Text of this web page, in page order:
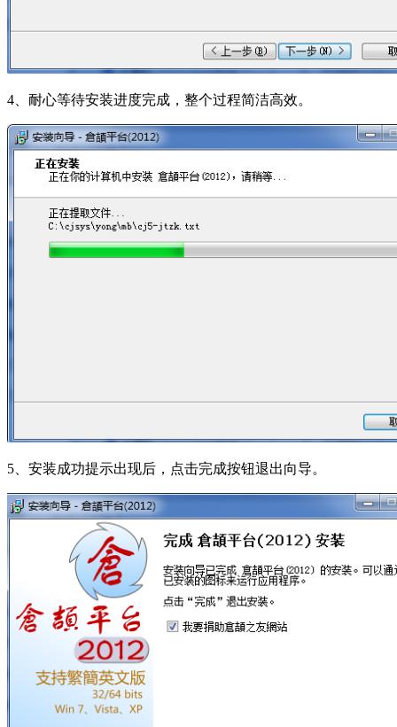
4、耐心等待安装进度完成，整个过程简洁高效。
5、安装成功提示出现后，点击完成按钮退出向导。